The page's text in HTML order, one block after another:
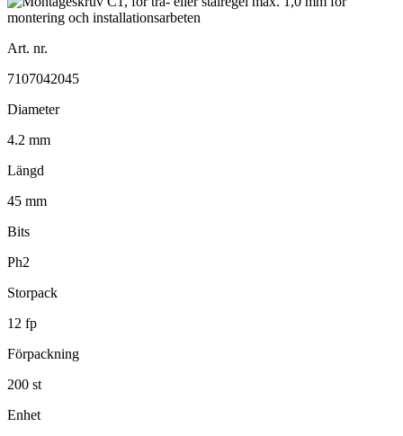
Art. nr.
7107042045
Diameter
4.2 mm
Längd
45 mm
Bits
Ph2
Storpack
12 fp
Förpackning
200 st
Enhet